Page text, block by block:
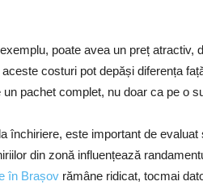
poate avea un preț atractiv,
costuri pot depăși diferența
pachet complet, nu doar ca pe o
închiriere, este important de
din zonă influențează
în Brașov rămâne ridicat, tocmai